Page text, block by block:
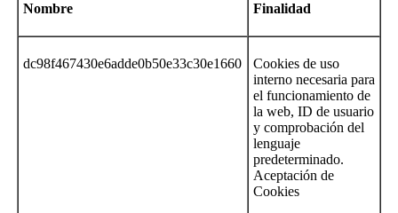
Nombre Finalidad
dc98f467430e6adde0b50e33c30e1660
Cookies de uso
interno necesaria para
el funcionamiento de
la web, ID de usuario
y comprobación del
lenguaje
predeterminado.
Aceptación de
Cookies